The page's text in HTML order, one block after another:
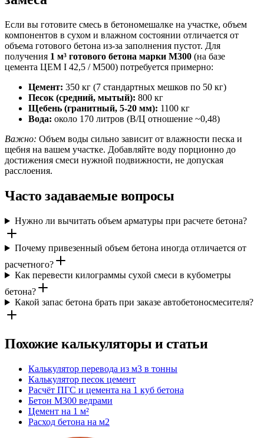
Если вы готовите смесь в бетономешалке на участке, объем
компонентов в сухом и влажном состоянии отличается от
объема готового бетона из-за заполнения пустот. Для
получения 1 м³ готового бетона марки М300 (на базе
цемента ЦЕМ I 42,5 / М500) потребуется примерно:
Цемент: 350 кг (7 стандартных мешков по 50 кг)
Песок (средний, мытый): 800 кг
Щебень (гранитный, 5-20 мм): 1100 кг
Вода: около 170 литров (В/Ц отношение ~0,48)
Важно: Объем воды сильно зависит от влажности песка и
щебня на вашем участке. Добавляйте воду порционно до
достижения смеси нужной подвижности, не допуская
расслоения.
Часто задаваемые вопросы
Нужно ли вычитать объем арматуры при расчете бетона?
Почему привезенный объем бетона иногда отличается от
расчетного?
Как перевести килограммы сухой смеси в кубометры
бетона?
Какой запас бетона брать при заказе автобетоносмесителя?
Похожие калькуляторы и статьи
Калькулятор перевода из м3 в тонны
Калькулятор песок цемент
Расчёт ПГС и цемента на 1 куб бетона
Бетон М300 ведрами
Цемент на 1 м²
Расход бетона на м2